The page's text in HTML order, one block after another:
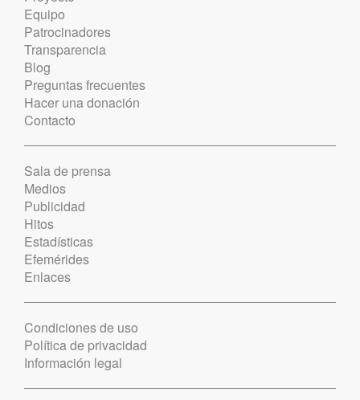
Equipo
Patrocinadores
Transparencia
Blog
Preguntas frecuentes
Hacer una donación
Contacto
Sala de prensa
Medios
Publicidad
Hitos
Estadísticas
Efemérides
Enlaces
Condiciones de uso
Política de privacidad
Información legal